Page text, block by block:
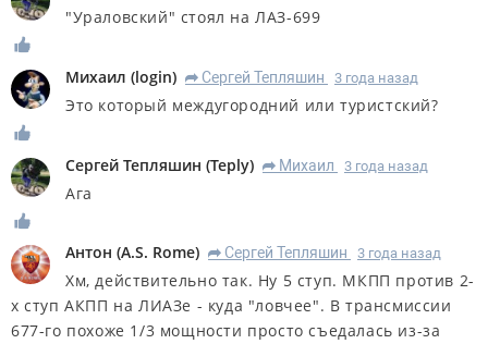
"Ураловский" стоял на ЛАЗ-699
Михаил (login) R Сергей Тепляшин 3 года назад
Это который междугородний или туристский?
Сергей Тепляшин (Teply) R Михаил 3 года назад
Ага
Антон (A.S. Rome) R Сергей Тепляшин 3 года назад
Хм, действительно так. Ну 5 ступ. МКПП против 2-
х ступ АКПП на ЛИАЗе - куда "ловчее". В трансмиссии
677-го похоже 1/3 мощности просто съедалась из-за